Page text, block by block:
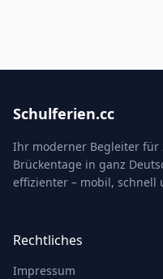
Schulferien.cc
Ihr moderner Begleiter für
Brückentage in ganz
effizienter – mobil, schnell
Rechtliches
Impressum